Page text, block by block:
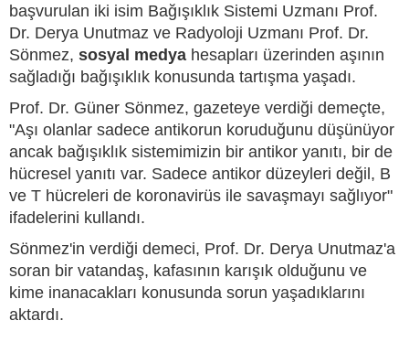
başvurulan iki isim Bağışıklık Sistemi Uzmanı Prof.
Dr. Derya Unutmaz ve Radyoloji Uzmanı Prof. Dr.
Sönmez, sosyal medya hesapları üzerinden aşının
sağladığı bağışıklık konusunda tartışma yaşadı.
Prof. Dr. Güner Sönmez, gazeteye verdiği demeçte,
"Aşı olanlar sadece antikorun koruduğunu düşünüyor
ancak bağışıklık sistemimizin bir antikor yanıtı, bir de
hücresel yanıtı var. Sadece antikor düzeyleri değil, B
ve T hücreleri de koronavirüs ile savaşmayı sağlıyor"
ifadelerini kullandı.
Sönmez'in verdiği demeci, Prof. Dr. Derya Unutmaz'a
soran bir vatandaş, kafasının karışık olduğunu ve
kime inanacakları konusunda sorun yaşadıklarını
aktardı.